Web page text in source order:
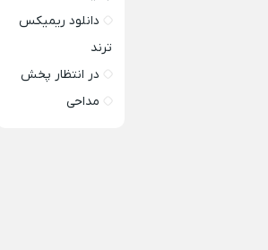
دانلود ریمیکس
ترند
در انتظار پخش
مداحی